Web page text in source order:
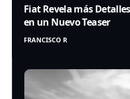
Fiat Revela más
en un Nuevo Teaser
FRANCISCO R